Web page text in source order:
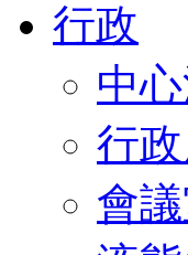
行政
中
行
會